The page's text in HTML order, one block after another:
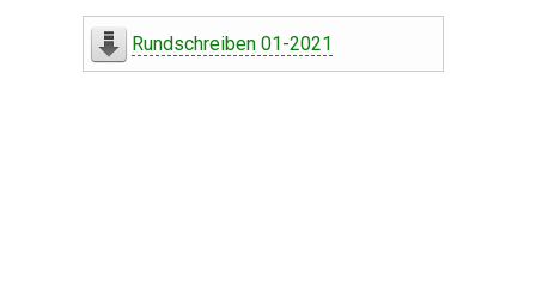
Rundschreiben 01-2021